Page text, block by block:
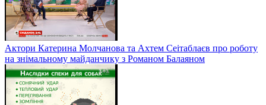
Актори Катерина Молчанова та Ахтем Сеітаблаєв про роботу
на знімальному майданчику з Романом Балаяном